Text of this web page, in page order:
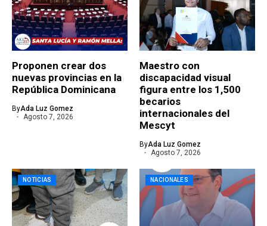
Proponen crear dos
nuevas provincias en la
República Dominicana
ByAda Luz Gomez
Agosto 7, 2026
Maestro con
discapacidad visual
figura entre los 1,500
becarios
internacionales del
Mescyt
ByAda Luz Gomez
Agosto 7, 2026
NOTICIAS NACIONALES